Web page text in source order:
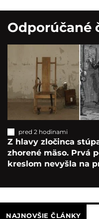
Odporúčané
pred 2 hodinami
Z hlavy zločinca
zhorené mäso. Prvá
kreslom nevyšla na
NAJNOVŠIE ČLÁNKY